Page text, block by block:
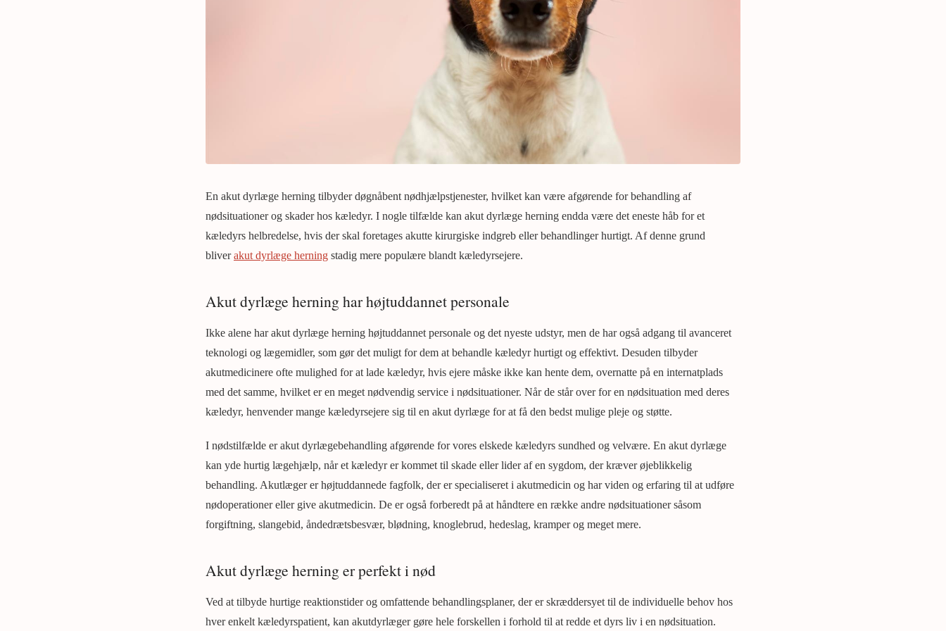
En akut dyrlæge herning tilbyder døgnåbent nødhjælpstjenester, hvilket kan være afgørende for behandling af
nødsituationer og skader hos kæledyr. I nogle tilfælde kan akut dyrlæge herning endda være det eneste håb for et
kæledyrs helbredelse, hvis der skal foretages akutte kirurgiske indgreb eller behandlinger hurtigt. Af denne grund
bliverakut dyrlæge herning stadig mere populære blandt kæledyrsejere.
Akut dyrlæge herning har højtuddannet personale
Ikke alene har akut dyrlæge herning højtuddannet personale og det nyeste udstyr, men de har også adgang til avanceret
teknologi og lægemidler, som gør det muligt for dem at behandle kæledyr hurtigt og effektivt. Desuden tilbyder
akutmedicinere ofte mulighed for at lade kæledyr, hvis ejere måske ikke kan hente dem, overnatte på en internatplads
med det samme, hvilket er en meget nødvendig service i nødsituationer. Når de står over for en nødsituation med deres
kæledyr, henvender mange kæledyrsejere sig til en akut dyrlæge for at få den bedst mulige pleje og støtte.
I nødstilfælde er akut dyrlægebehandling afgørende for vores elskede kæledyrs sundhed og velvære. En akut dyrlæge
kan yde hurtig lægehjælp, når et kæledyr er kommet til skade eller lider af en sygdom, der kræver øjeblikkelig
behandling. Akutlæger er højtuddannede fagfolk, der er specialiseret i akutmedicin og har viden og erfaring til at udføre
nødoperationer eller give akutmedicin. De er også forberedt på at håndtere en række andre nødsituationer såsom
forgiftning, slangebid, åndedrætsbesvær, blødning, knoglebrud, hedeslag, kramper og meget mere.
Akut dyrlæge herning er perfekt i nød
Ved at tilbyde hurtige reaktionstider og omfattende behandlingsplaner, der er skræddersyet til de individuelle behov hos
hver enkelt kæledyrspatient, kan akutdyrlæger gøre hele forskellen i forhold til at redde et dyrs liv i en nødsituation.